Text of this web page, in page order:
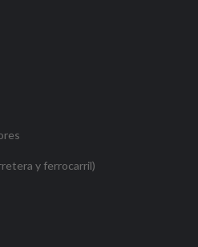
y ferrocarril)